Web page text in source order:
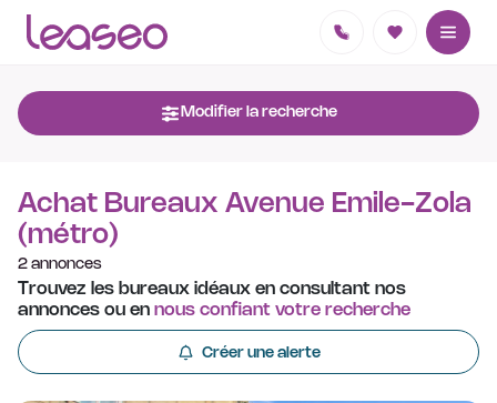
Modifier la recherche
Achat Bureaux Avenue Emile-Zola
(métro)
2 annonces
Trouvez les bureaux idéaux en consultant nos
annonces ou en nous confiant votre recherche
Créer une alerte